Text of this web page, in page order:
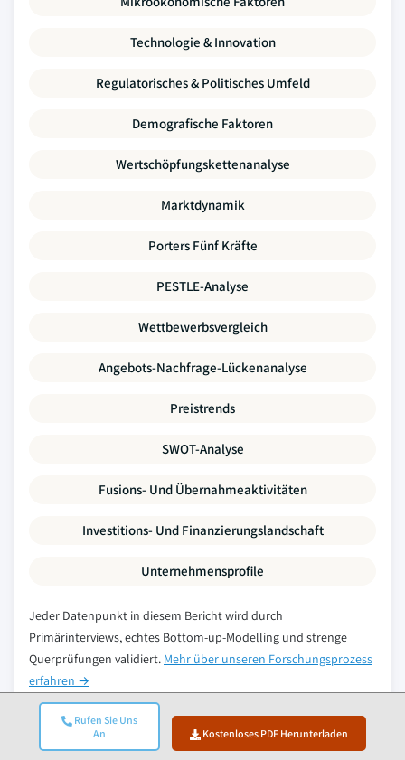
Rufen Sie Uns
An
Kostenloses PDF Herunterladen
Technologie & Innovation
Regulatorisches & Politisches Umfeld
Demografische Faktoren
Wertschöpfungskettenanalyse
Marktdynamik
Porters Fünf Kräfte
PESTLE-Analyse
Wettbewerbsvergleich
Angebots-Nachfrage-Lückenanalyse
Preistrends
SWOT-Analyse
Fusions- Und Übernahmeaktivitäten
Investitions- Und Finanzierungslandschaft
Unternehmensprofile
Jeder Datenpunkt in diesem Bericht wird durch
Primärinterviews, echtes Bottom-up-Modelling und strenge
Querprüfungen validiert. Mehr über unseren Forschungsprozess
erfahren →